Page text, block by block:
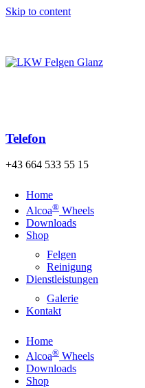
Skip to content
Telefon
+43 664 533 55 15
Home
Alcoa® Wheels
Downloads
Shop
Felgen
Reinigung
Dienstleistungen
Galerie
Kontakt
Home
Alcoa® Wheels
Downloads
Shop